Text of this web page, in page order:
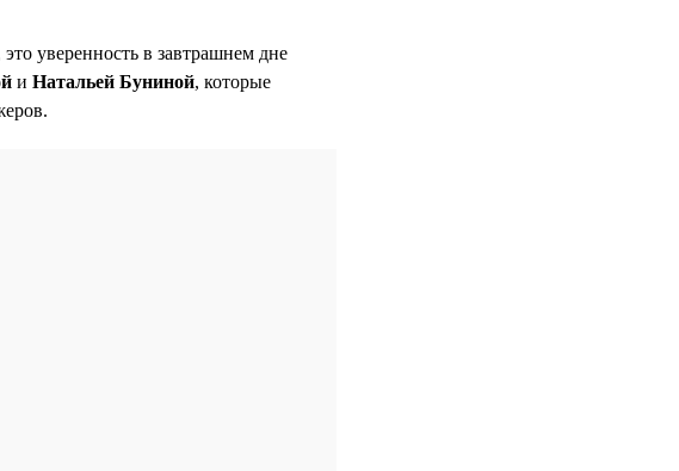
уверенность в завтрашнем дне
и Натальей Буниной, которые